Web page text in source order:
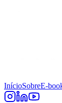
InícioSobreE-